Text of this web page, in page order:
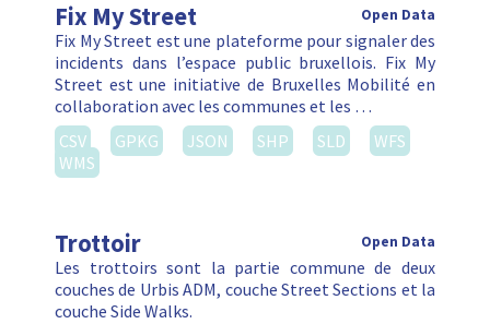
Fix My Street Open Data
Fix My Street est une plateforme pour signaler des
incidents dans l’espace public bruxellois. Fix My
Street est une initiative de Bruxelles Mobilité en
collaboration avec les communes et les …
CSV
GPKG JSON SHP SLD
WFS
WMS
Trottoir Open Data
Les trottoirs sont la partie commune de deux
couches de Urbis ADM, couche Street Sections et la
couche Side Walks.